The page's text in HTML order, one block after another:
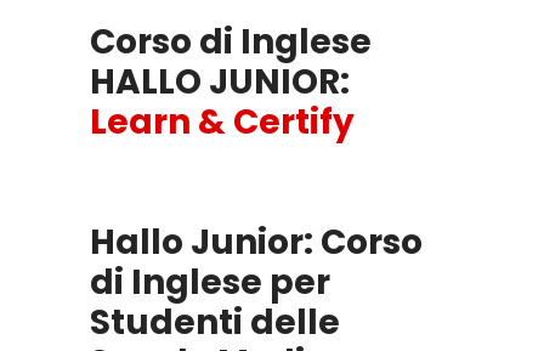
Corso di Inglese
HALLO JUNIOR:
Learn & Certify
Hallo Junior: Corso
di Inglese per
Studenti delle